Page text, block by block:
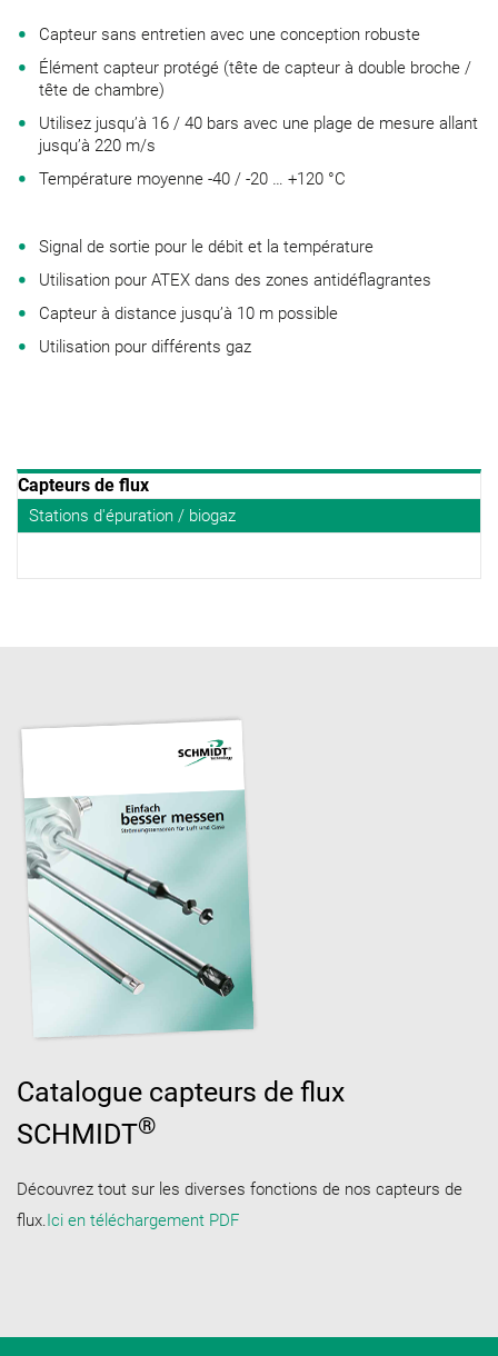
Capteur sans entretien avec une conception robuste
Élément capteur protégé (tête de capteur à double broche /
tête de chambre)
Utilisez jusqu’à 16 / 40 bars avec une plage de mesure allant
jusqu’à 220 m/s
Température moyenne -40 / -20 … +120 °C
Signal de sortie pour le débit et la température
Utilisation pour ATEX dans des zones antidéflagrantes
Capteur à distance jusqu’à 10 m possible
Utilisation pour différents gaz
Capteurs de flux
Stations d'épuration / biogaz
Catalogue capteurs de flux
SCHMIDT®
Découvrez tout sur les diverses fonctions de nos capteurs de
flux. Ici en téléchargement PDF